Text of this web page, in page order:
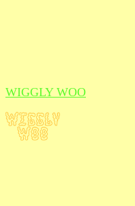
WIGGLY WOO